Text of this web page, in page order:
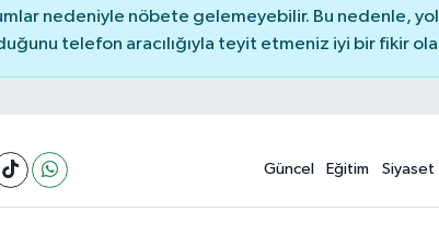
nedeniyle nöbete gelemeyebilir. Bu nedenle,
telefon aracılığıyla teyit etmeniz iyi bir fikir
Güncel Eğitim Siyaset